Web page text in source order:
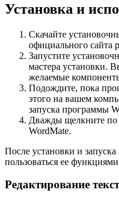
Установка и
Скачайте
официального сайта
Запустите
мастера установки.
желаемые
Подождите, пока
этого на вашем
запуска программы
Дважды щелкните по
WordMate.
После установки и
пользоваться ее
Редактирование